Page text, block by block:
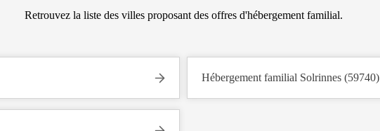
Retrouvez la liste des villes proposant des offres d'hébergement familial.
Hébergement familial Solrinnes (59740)